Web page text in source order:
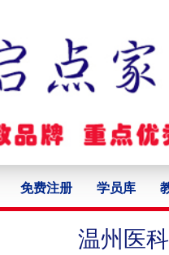
免费注册 学员库
温州医